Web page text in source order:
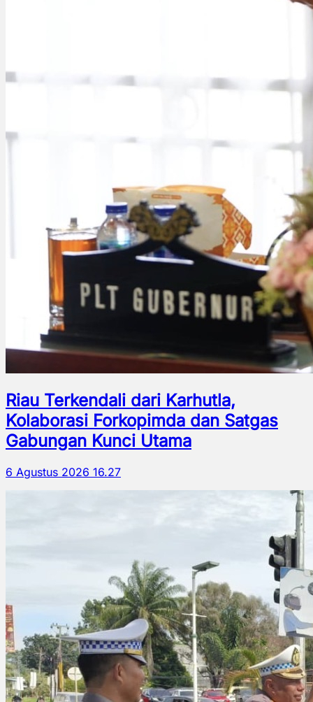
Riau Terkendali dari Karhutla,
Kolaborasi Forkopimda dan Satgas
Gabungan Kunci Utama
6 Agustus 2026 16.27